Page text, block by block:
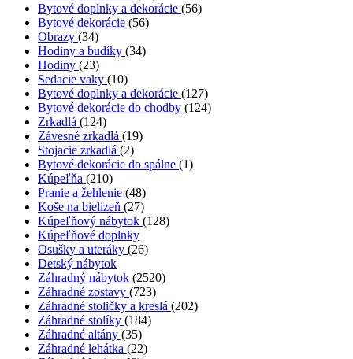
Bytové doplnky a dekorácie (56)
Bytové dekorácie (56)
Obrazy (34)
Hodiny a budíky (34)
Hodiny (23)
Sedacie vaky (10)
Bytové doplnky a dekorácie (127)
Bytové dekorácie do chodby (124)
Zrkadlá (124)
Závesné zrkadlá (19)
Stojacie zrkadlá (2)
Bytové dekorácie do spálne (1)
Kúpeľňa (210)
Pranie a žehlenie (48)
Koše na bielizeň (27)
Kúpeľňový nábytok (128)
Kúpeľňové doplnky
Osušky a uteráky (26)
Detský nábytok
Záhradný nábytok (2520)
Záhradné zostavy (723)
Záhradné stoličky a kreslá (202)
Záhradné stolíky (184)
Záhradné altány (35)
Záhradné lehátka (22)